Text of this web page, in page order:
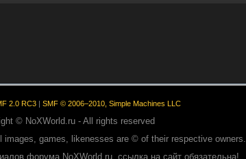
2.0 RC3| SMF © 2006–2010, Simple Machines LLC
© NoXWorld.ru - All rights reserved
images, games, likenesses are © of their respective owners.
форума NoXWorld.ru, ссылка на сайт обязательна!